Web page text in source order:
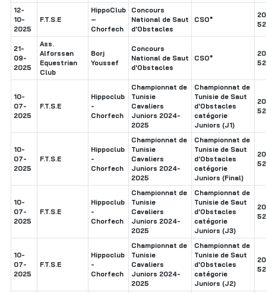
12-
10-
2025
F.T.S.E
HippoClub
–
Chorfech
Concours
National de Saut
d'Obstacles
CSO*
21-
09-
2025
Ass.
Alforssan
Equestrian
Club
Borj
Youssef
Concours
National de Saut
d'Obstacles
CSO*
10-
07-
2025
F.T.S.E
Hippoclub
-
Chorfech
Championnat de
Tunisie
Cavaliers
Juniors 2024-
2025
Championnat de
Tunisie de Saut
d'Obstacles
catégorie
Juniors (J1)
10-
07-
2025
F.T.S.E
Hippoclub
-
Chorfech
Championnat de
Tunisie
Cavaliers
Juniors 2024-
2025
Championnat de
Tunisie de Saut
d'Obstacles
catégorie
Juniors (Final)
10-
07-
2025
F.T.S.E
Hippoclub
-
Chorfech
Championnat de
Tunisie
Cavaliers
Juniors 2024-
2025
Championnat de
Tunisie de Saut
d'Obstacles
catégorie
Juniors (J3)
10-
07-
2025
F.T.S.E
Hippoclub
-
Chorfech
Championnat de
Tunisie
Cavaliers
Juniors 2024-
2025
Championnat de
Tunisie de Saut
d'Obstacles
catégorie
Juniors (J2)